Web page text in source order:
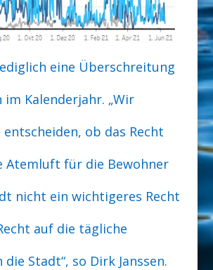
eine Überschreitung
im Kalenderjahr. „Wir
entscheiden, ob das Recht
Atemluft für die Bewohner
nicht ein wichtigeres Recht
auf die tägliche
Stadt“, so Dirk Janssen.